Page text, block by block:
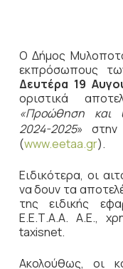
Ο Δήμος
εκπρόσωπους
Δευτέρα 19
οριστικά
«Προώθηση και
2024-2025» στην
(www.eetaa.gr).
Ειδικότερα, οι
να δουν τα
της ειδικής
Ε.Ε.Τ.Α.Α. Α.Ε.,
taxisnet.
Ακολούθως, οι